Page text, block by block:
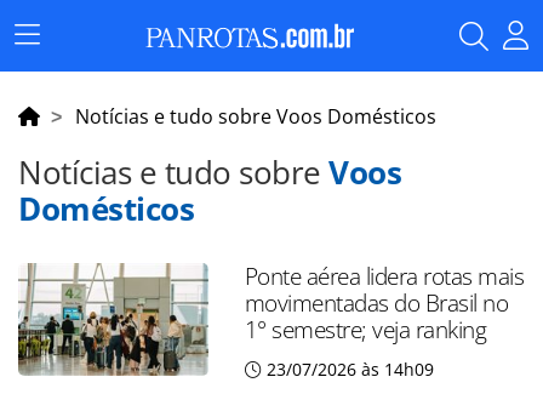
Menu
Principal
Notícias e tudo sobre Voos Domésticos
Notícias e tudo sobreVoos
Domésticos
Ponte aérea lidera rotas mais
movimentadas do Brasil no
1° semestre; veja ranking
23/07/2026 às 14h09